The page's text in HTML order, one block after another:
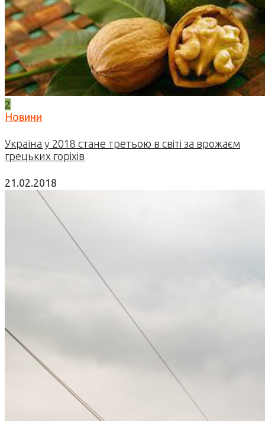
2
Новини
Україна у 2018 стане третьою в світі за врожаєм
грецьких горіхів
21.02.2018